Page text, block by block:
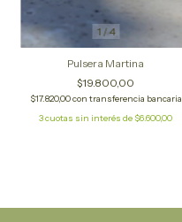
1 /4
Pulsera Martina
$19.800,00
$17.820,00con transferencia bancaria
3cuotas sin interés de $6.600,00